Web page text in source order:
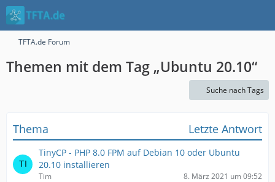
TFTA.de Forum
Themen mit dem Tag „Ubuntu 20.10“
Suche nach Tags
Thema Letzte Antwort
TinyCP - PHP 8.0 FPM auf Debian 10 oder Ubuntu
20.10 installieren
Tim 8. März 2021 um 09:52